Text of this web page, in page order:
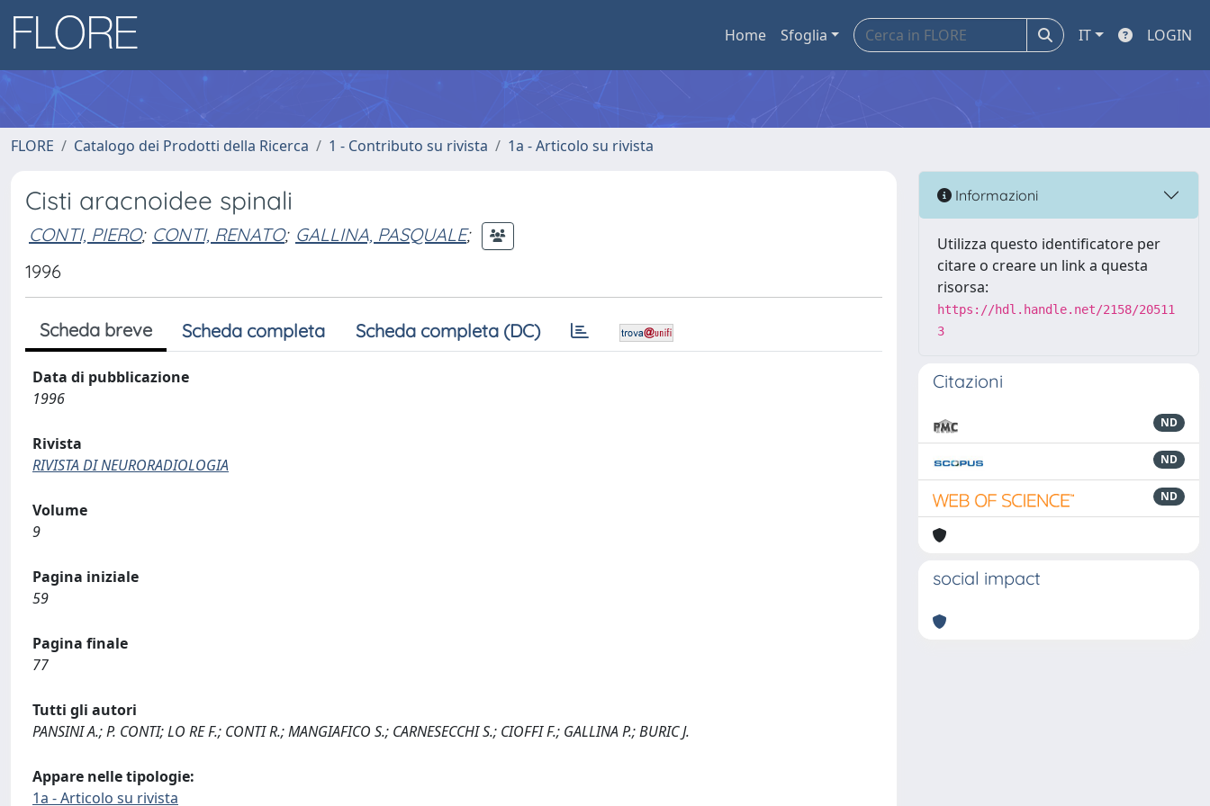
Home Sfoglia IT LOGIN
FLORE Catalogo dei Prodotti della Ricerca 1 - Contributo su rivista 1a - Articolo su rivista
Cisti aracnoidee spinali
CONTI, PIERO; CONTI, RENATO; GALLINA, PASQUALE;
1996
Scheda breve Scheda completa Scheda completa (DC)
Data di pubblicazione
1996
Rivista
RIVISTA DI NEURORADIOLOGIA
Volume
9
Pagina iniziale
59
Pagina finale
77
Tutti gli autori
PANSINI A.; P. CONTI; LO RE F.; CONTI R.; MANGIAFICO S.; CARNESECCHI S.; CIOFFI F.; GALLINA P.; BURIC J.
Appare nelle tipologie:
1a - Articolo su rivista
Informazioni
Utilizza questo identificatore per
citare o creare un link a questa
risorsa:
https://hdl.handle.net/2158/20511
3
Citazioni
ND
ND
ND
social impact